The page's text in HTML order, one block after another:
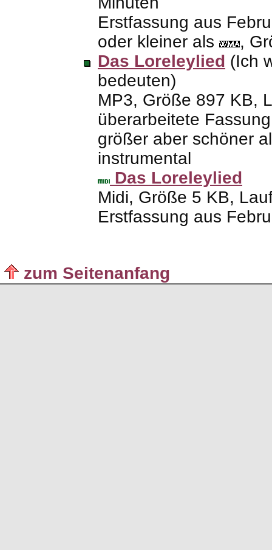
Erstfassung aus
oder kleiner als
,
Das Loreleylied (Ich
bedeuten)
MP3, Größe 897 KB,
überarbeitete
größer aber schöner
instrumental
Das Loreleylied
Midi, Größe 5 KB,
Erstfassung aus
zum Seitenanfang